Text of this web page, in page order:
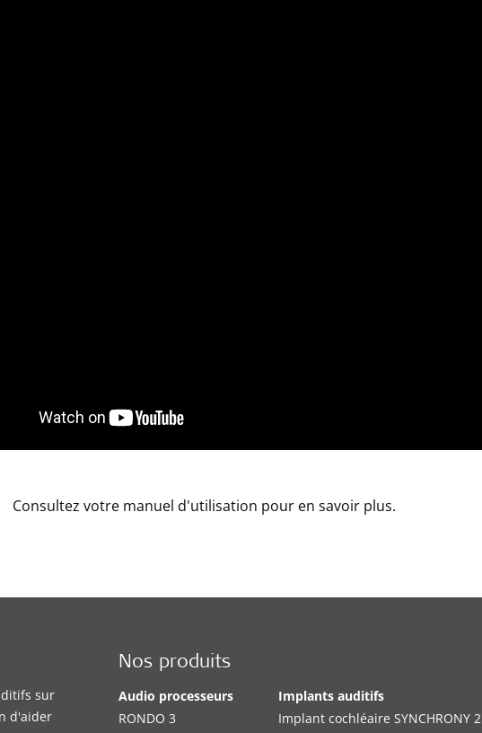
Consultez votre manuel d'utilisation pour en savoir plus.
sur
d'aider
Nos produits
Audio processeurs
RONDO 3
Implants auditifs
Implant cochléaire SYNCHRONY 2